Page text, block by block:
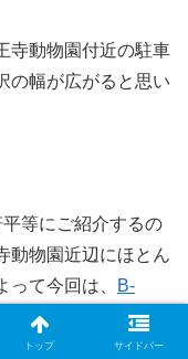
寺動物園付近の駐車
の幅が広がると思い
平等にご紹介するの
動物園近辺にほとん
て今回は、
B-
です。
トップ サイドバー